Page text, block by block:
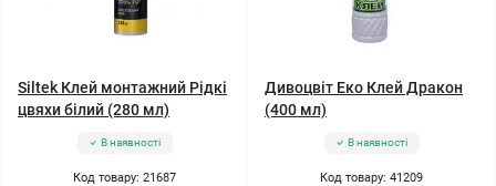
Siltek Клей монтажний Рідкі
цвяхи білий (280 мл)
В наявності
Код товару: 21687
Дивоцвіт Еко Клей Дракон
(400 мл)
В наявності
Код товару: 41209